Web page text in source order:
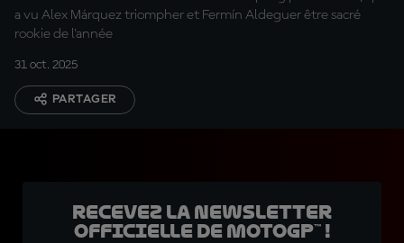
a vu Alex Márquez triompher et Fermín Aldeguer être sacré
rookie de l'année
31 oct. 2025
PARTAGER
Recevez la Newsletter
officielle de MotoGP™ !